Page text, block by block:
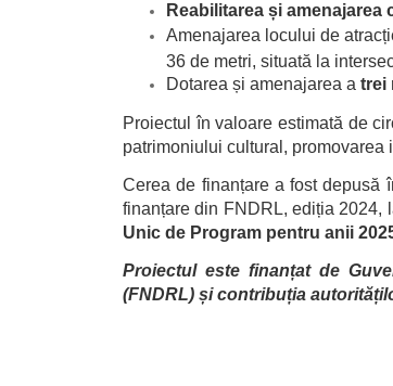
Reabilitarea și
Amenajarea locului de
36 de metri, situată la
Dotarea și amenajarea a trei
Proiectul în valoare estimată de
patrimoniului cultural,
Cerea de finanțare a fost depusă
finanțare din FNDRL, ediția 2024,
Unic de Program pentru anii
Proiectul este finanțat de
(FNDRL) și contribuția